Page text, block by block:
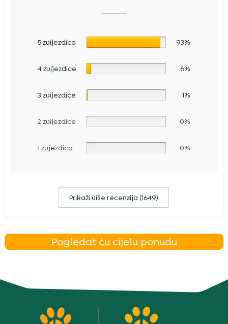
5 zvijezdica 93%
4 zvijezdice 6%
3 zvijezdice 1%
2 zvijezdice 0%
1 zvjezdica 0%
Prikaži više recenzija (1649)
Pogledat ću cijelu ponudu